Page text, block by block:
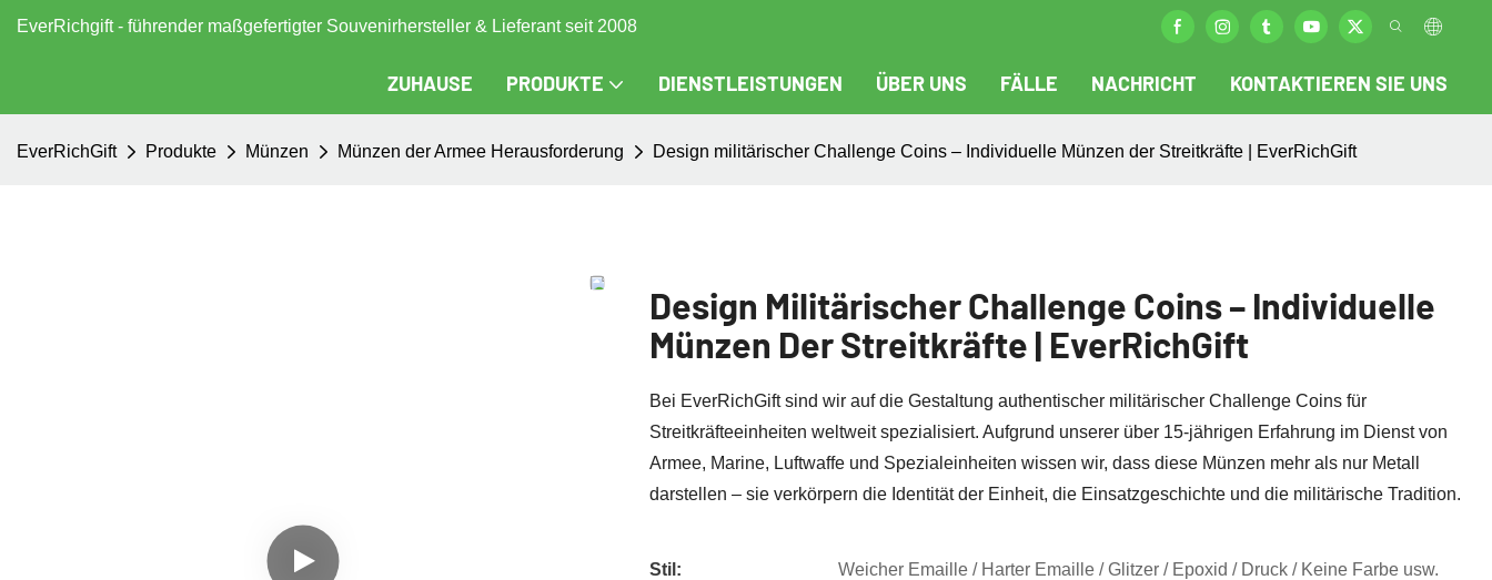
EverRichgift - führender maßgefertigter Souvenirhersteller & Lieferant seit 2008
ZUHAUSE PRODUKTE DIENSTLEISTUNGEN ÜBER UNS FÄLLE NACHRICHT KONTAKTIEREN SIE UNS
EverRichGift Produkte Münzen Münzen der Armee Herausforderung Design militärischer Challenge Coins – Individuelle Münzen der Streitkräfte | EverRichGift
Design Militärischer Challenge Coins – Individuelle
Münzen Der Streitkräfte | EverRichGift
Bei EverRichGift sind wir auf die Gestaltung authentischer militärischer Challenge Coins für
Streitkräfteeinheiten weltweit spezialisiert. Aufgrund unserer über 15-jährigen Erfahrung im Dienst von
Armee, Marine, Luftwaffe und Spezialeinheiten wissen wir, dass diese Münzen mehr als nur Metall
darstellen – sie verkörpern die Identität der Einheit, die Einsatzgeschichte und die militärische Tradition.
Stil: Weicher Emaille / Harter Emaille / Glitzer / Epoxid / Druck / Keine Farbe usw.